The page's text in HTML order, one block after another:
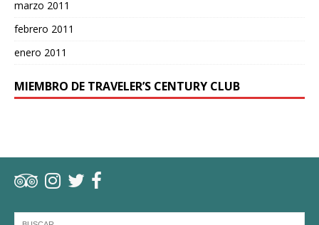
marzo 2011
febrero 2011
enero 2011
MIEMBRO DE TRAVELER’S CENTURY CLUB